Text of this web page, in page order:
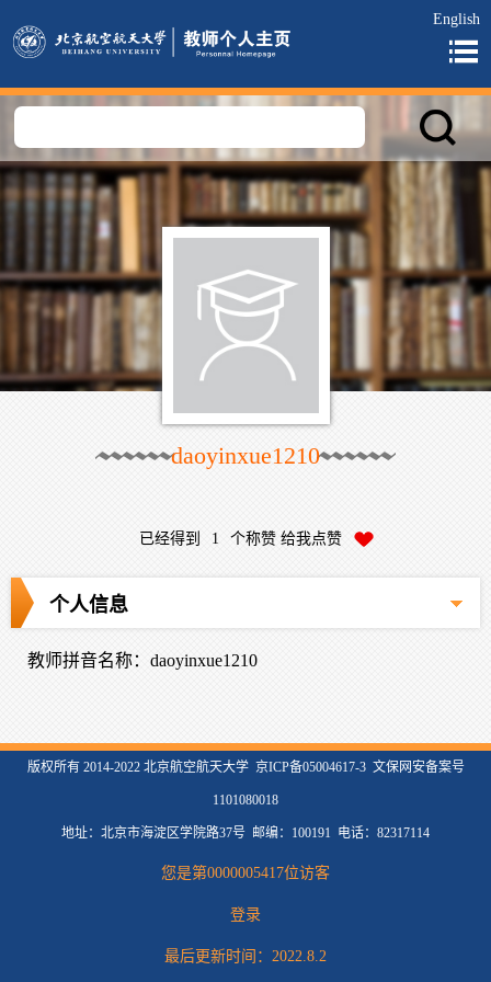
English
daoyinxue1210
已经得到 1 个称赞 给我点赞
个人信息
教师拼音名称：daoyinxue1210
版权所有 2014-2022 北京航空航天大学 京ICP备05004617-3 文保网安备案号
1101080018
地址：北京市海淀区学院路37号 邮编：100191 电话：82317114
您是第0000005417位访客
登录
最后更新时间： 2022.8.2